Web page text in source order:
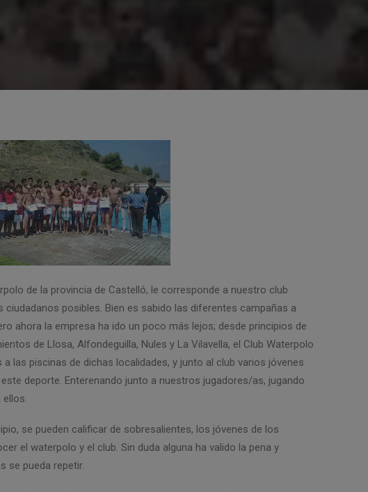
de la provincia de Castelló, le corresponde a nuestro club
posibles. Bien es sabido las diferentes campañas a
ahora la empresa ha ido un poco más lejos; desde principios de
de Llosa, Alfondeguilla, Nules y La Vilavella, el Club Waterpolo
las piscinas de dichas localidades, y junto al club varios jóvenes
deporte. Enterenando junto a nuestros jugadores/as, jugando
ellos.
se pueden calificar de sobresalientes, los jóvenes de los
el waterpolo y el club. Sin duda alguna ha valido la pena y
se pueda repetir.